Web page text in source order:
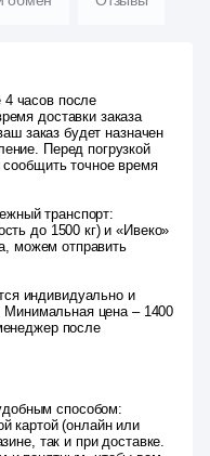
часов после
доставки заказа
заказ будет назначен
Перед погрузкой
точное время
транспорт:
до 1500 кг) и «Ивеко»
можем отправить
индивидуально и
Минимальная цена – 1400
после
способом:
картой (онлайн или
так и при доставке.